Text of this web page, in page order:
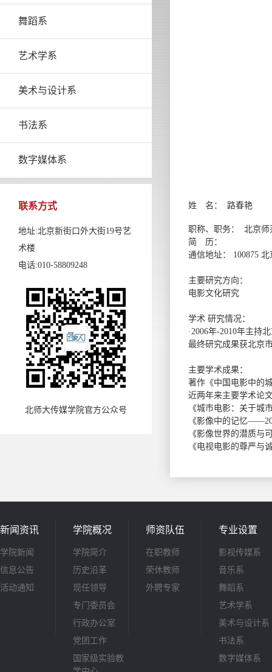
舞蹈系
艺术学系
美术与设计系
书法系
数字媒体系
联系方式
地址:北京新街口外大街19号艺
术楼
电话:010-58809248
北师大传媒学院官方公众号
姓 名： 路春艳
职称、职务： 北京
简 历：
通信地址： 100875
主要研究方向：
电影文化研究
学术 研究情况：
·2006年-2010年主持
最终研究成果获北京
主要学术成果：
著作《中国电影中的
近两年来主要学术论
《城市电影：关于城
《影像中的记忆
《影像世界的潜质与
《电视电影的尊严与
新闻资讯
学院新闻
信息公告
活动通知
学院概况
学院简介
历史沿革
现任领导
专门委员会
行政办公室
党团工作
国家级实验教
师资队伍
在职教师
荣休教师
外聘专家
专业设置
影视传媒系
音乐系
舞蹈系
艺术学系
美术与设计系
书法系
数字媒体系